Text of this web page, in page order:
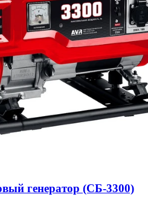
генератор (СБ-3300)